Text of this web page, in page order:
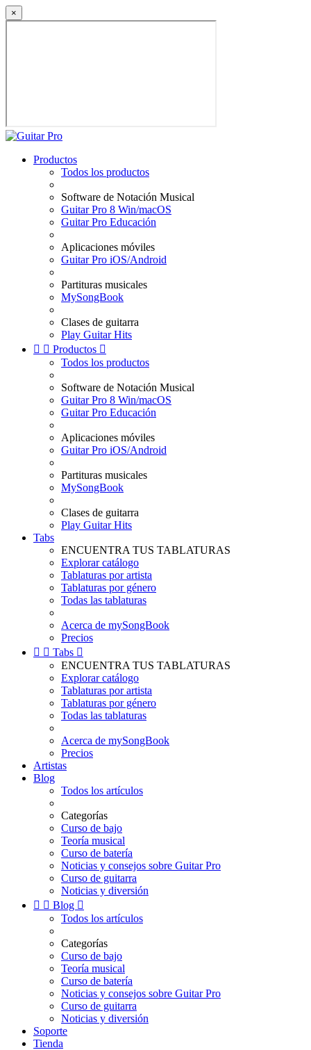
×
Productos
Todos los productos
Software de Notación Musical
Guitar Pro 8 Win/macOS
Guitar Pro Educación
Aplicaciones móviles
Guitar Pro iOS/Android
Partituras musicales
MySongBook
Clases de guitarra
Play Guitar Hits
  Productos 
Todos los productos
Software de Notación Musical
Guitar Pro 8 Win/macOS
Guitar Pro Educación
Aplicaciones móviles
Guitar Pro iOS/Android
Partituras musicales
MySongBook
Clases de guitarra
Play Guitar Hits
Tabs
ENCUENTRA TUS TABLATURAS
Explorar catálogo
Tablaturas por artista
Tablaturas por género
Todas las tablaturas
Acerca de mySongBook
Precios
  Tabs 
ENCUENTRA TUS TABLATURAS
Explorar catálogo
Tablaturas por artista
Tablaturas por género
Todas las tablaturas
Acerca de mySongBook
Precios
Artistas
Blog
Todos los artículos
Categorías
Curso de bajo
Teoría musical
Curso de batería
Noticias y consejos sobre Guitar Pro
Curso de guitarra
Noticias y diversión
  Blog 
Todos los artículos
Categorías
Curso de bajo
Teoría musical
Curso de batería
Noticias y consejos sobre Guitar Pro
Curso de guitarra
Noticias y diversión
Soporte
Tienda